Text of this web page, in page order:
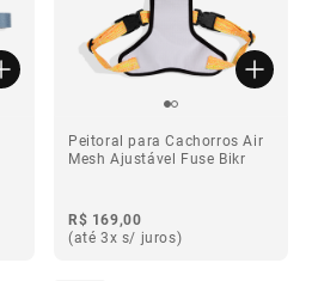
Peitoral para Cachorros Air
Mesh Ajustável Fuse Bikr
R$ 169,00
(até 3x s/ juros)